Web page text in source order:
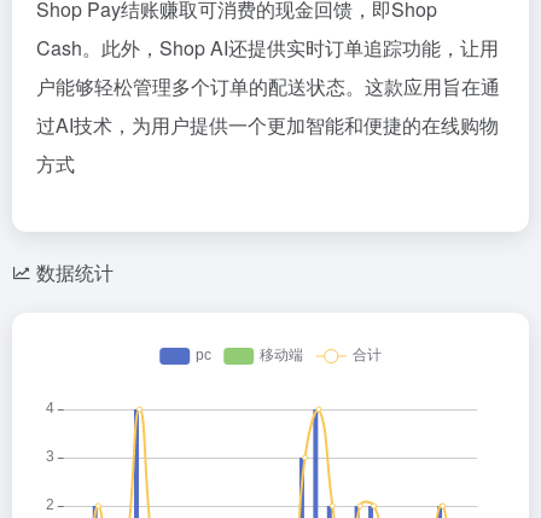
Shop Pay结账赚取可消费的现金回馈，即Shop
Cash。此外，Shop AI还提供实时订单追踪功能，让用
户能够轻松管理多个订单的配送状态。这款应用旨在通
过AI技术，为用户提供一个更加智能和便捷的在线购物
方式
数据统计